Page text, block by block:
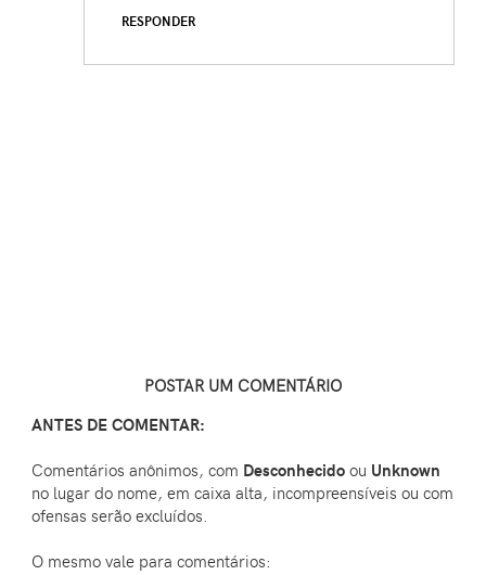
RESPONDER
POSTAR UM COMENTÁRIO
ANTES DE COMENTAR:
Comentários anônimos, com Desconhecido ou Unknown
no lugar do nome, em caixa alta, incompreensíveis ou com
ofensas serão excluídos.
O mesmo vale para comentários: